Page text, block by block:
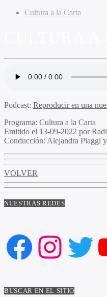
Cultura a la Carta
Podcast: Reproducir en una
Programa: Cultura a la Carta
Emitido el 13-09-2022 por
Conducción: Alejandra Piaggi
VOLVER
NUESTRAS REDES
Facebook
BUSCAR EN EL SITIO